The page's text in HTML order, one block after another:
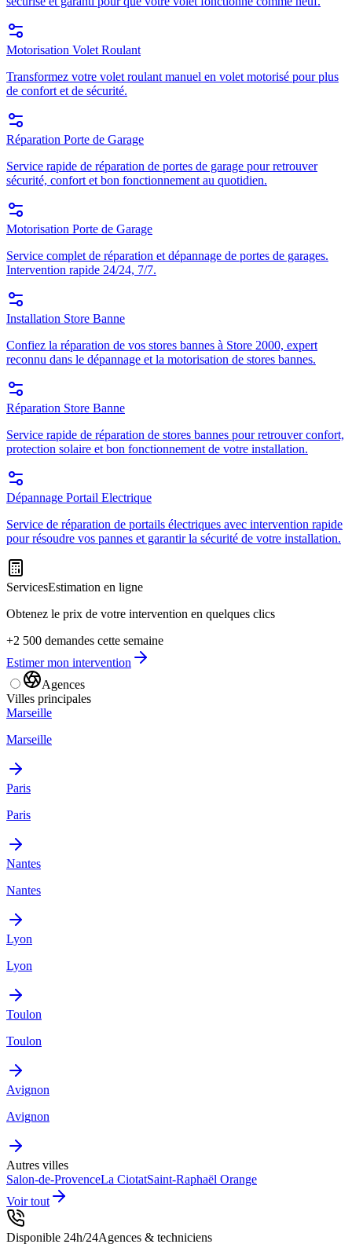
Motorisation Volet Roulant
Transformez votre volet roulant manuel en volet motorisé pour plus
de confort et de sécurité.
Réparation Porte de Garage
Service rapide de réparation de portes de garage pour retrouver
sécurité, confort et bon fonctionnement au quotidien.
Motorisation Porte de Garage
Service complet de réparation et dépannage de portes de garages.
Intervention rapide 24/24, 7/7.
Installation Store Banne
Confiez la réparation de vos stores bannes à Store 2000, expert
reconnu dans le dépannage et la motorisation de stores bannes.
Réparation Store Banne
Service rapide de réparation de stores bannes pour retrouver confort,
protection solaire et bon fonctionnement de votre installation.
Dépannage Portail Electrique
Service de réparation de portails électriques avec intervention rapide
pour résoudre vos pannes et garantir la sécurité de votre installation.
ServicesEstimation en ligne
Obtenez le prix de votre intervention en quelques clics
+2 500 demandes cette semaine
Estimer mon intervention
Agences
Villes principales
Marseille
Marseille
Paris
Paris
Nantes
Nantes
Lyon
Lyon
Toulon
Toulon
Avignon
Avignon
Autres villes
Salon-de-ProvenceLa CiotatSaint-Raphaël Orange
Voir tout
Disponible 24h/24Agences & techniciens